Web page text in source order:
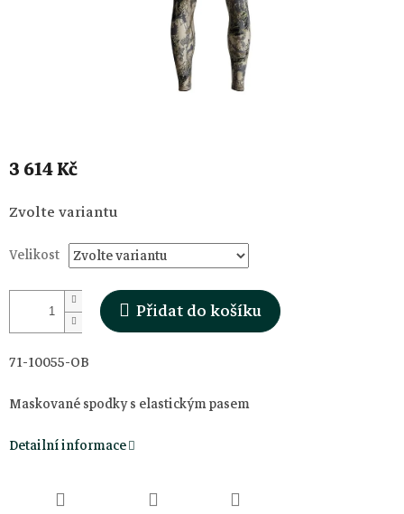
3 614 Kč
Měrná
cena:
Zvolte variantu
Velikost
Přidat do košíku
71-10055-OB
Maskované spodky s elastickým pasem
Detailní informace